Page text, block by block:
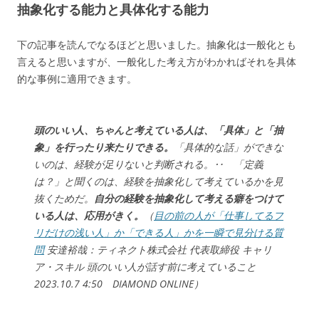
抽象化する能力と具体化する能力
下の記事を読んでなるほどと思いました。抽象化は一般化とも
言えると思いますが、一般化した考え方がわかればそれを具体
的な事例に適用できます。
頭のいい人、ちゃんと考えている人は、「具体」と「抽
象」を行ったり来たりできる。
「具体的な話」ができな
いのは、経験が足りないと判断される。‥ 「定義
は？」と聞くのは、経験を抽象化して考えているかを見
抜くためだ。 自分の経験を抽象化して考える癖をつけて
いる人は、応用がきく。
（目の前の人が「仕事してるフ
リだけの浅い人」か「できる人」かを一瞬で見分ける質
問安達裕哉：ティネクト株式会社 代表取締役 キャリ
ア・スキル 頭のいい人が話す前に考えていること
2023.10.7 4:50 DIAMOND ONLINE）